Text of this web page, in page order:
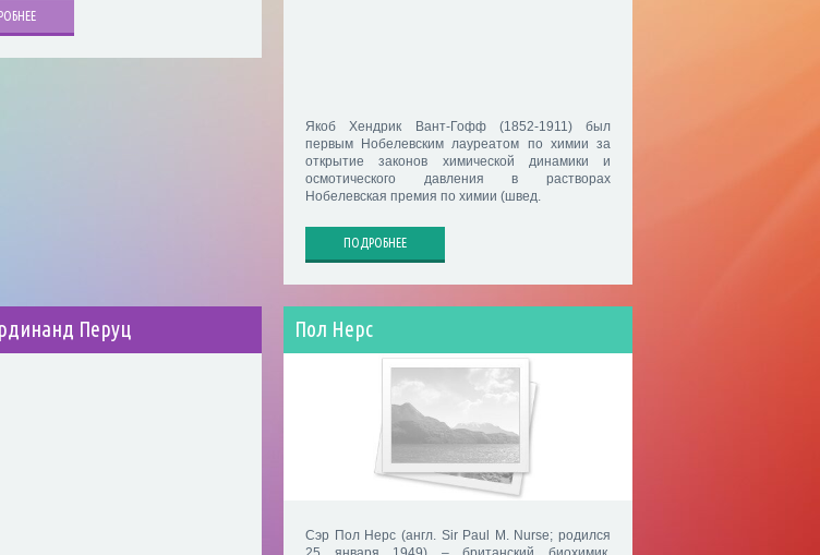
Якоб Хендрик Вант-Гофф (1852-1911) был
первым Нобелевским лауреатом по химии за
открытие законов химической динамики и
осмотического давления в растворах
Нобелевская премия по химии (швед.
ПОДРОБНЕЕ
Перуц Пол Нерс
Сэр Пол Нерс (англ. Sir Paul M. Nurse; родился